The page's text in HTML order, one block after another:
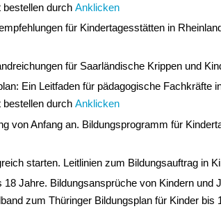
durch Anklicken
für Kindertagesstätten in
für Saarländische Krippen und
Ein Leitfaden für pädagogische Fachkräfte
durch Anklicken
von Anfang an. Bildungsprogramm für
starten. Leitlinien zum Bildungsauftrag in
18 Jahre. Bildungsansprüche von Kindern und
zum Thüringer Bildungsplan für Kinder bis